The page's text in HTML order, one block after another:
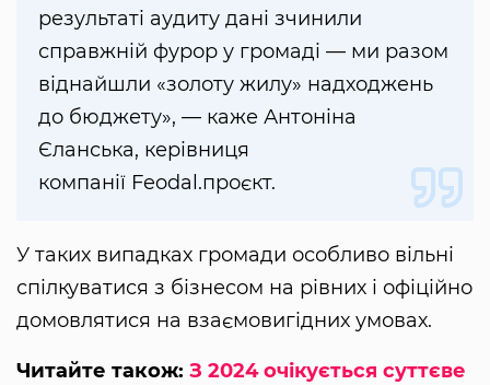
результаті аудиту дані зчинили
справжній фурор у громаді — ми разом
віднайшли «золоту жилу» надходжень
до бюджету», — каже Антоніна
Єланська, керівниця
компанії Feodal.проєкт.
У таких випадках громади особливо вільні
спілкуватися з бізнесом на рівних і офіційно
домовлятися на взаємовигідних умовах.
Читайте також: З 2024 очікується суттєве